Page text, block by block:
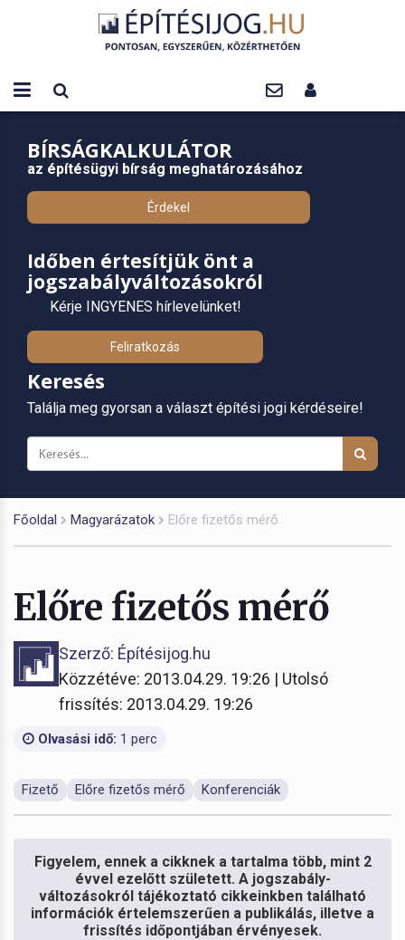
BÍRSÁGKALKULÁTOR
az építésügyi bírság meghatározásához
Érdekel
Időben értesítjük önt a
jogszabályváltozásokról
Kérje INGYENES hírlevelünket!
Feliratkozás
Keresés
Találja meg gyorsan a választ építési jogi kérdéseire!
Főoldal Magyarázatok Előre fizetős mérő
Előre fizetős mérő
Szerző: Építésijog.hu
Közzétéve: 2013.04.29. 19:26 | Utolsó
frissítés: 2013.04.29. 19:26
Olvasási idő: 1 perc
Fizető Előre fizetős mérő Konferenciák
Figyelem, ennek a cikknek a tartalma több, mint 2
évvel ezelőtt született. A jogszabály-
változásokról tájékoztató cikkeinkben található
információk értelemszerűen a publikálás, illetve a
frissítés időpontjában érvényesek.